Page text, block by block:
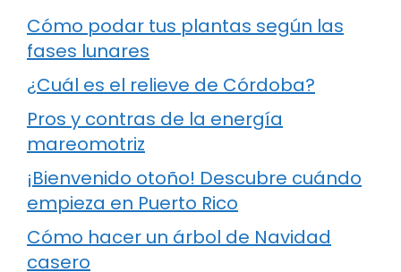
Cómo podar tus plantas según las
fases lunares
¿Cuál es el relieve de Córdoba?
Pros y contras de la energía
mareomotriz
¡Bienvenido otoño! Descubre cuándo
empieza en Puerto Rico
Cómo hacer un árbol de Navidad
casero